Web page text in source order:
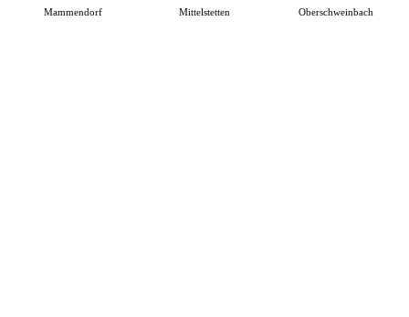
Mammendorf Mittelstetten Oberschweinbach